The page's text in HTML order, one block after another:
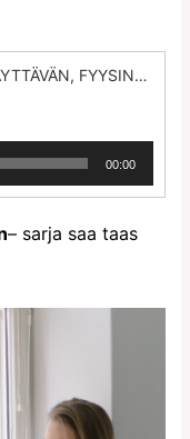
MILTÄ HALUAN ELÄMÄN NÄYTTÄVÄN, FYYSINEN HYVINVOINTI?
00:00
– sarja saa taas